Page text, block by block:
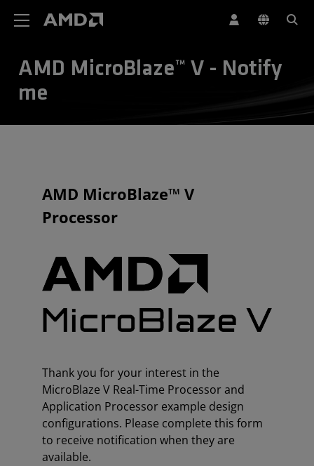
AMD MicroBlaze™ V - Notify
me
AMD MicroBlaze™ V
Processor
Thank you for your interest in the
MicroBlaze V Real-Time Processor and
Application Processor example design
configurations. Please complete this form
to receive notification when they are
available.